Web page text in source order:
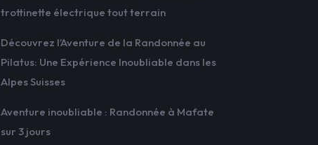
trottinette électrique tout terrain
Découvrez l’Aventure de la Randonnée au
Pilatus: Une Expérience Inoubliable dans les
Alpes Suisses
Aventure inoubliable : Randonnée à Mafate
sur 3 jours